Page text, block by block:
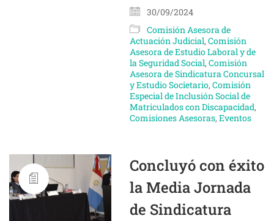
30/09/2024
Comisión Asesora de
Actuación Judicial,Comisión
Asesora de Estudio Laboral y de
la Seguridad Social,Comisión
Asesora de Sindicatura Concursal
y Estudio Societario,Comisión
Especial de Inclusión Social de
Matriculados con Discapacidad,
Comisiones Asesoras,Eventos
Concluyó con éxito
la Media Jornada
de Sindicatura